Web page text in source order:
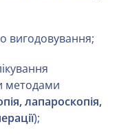
вигодовування;
методами
лапароскопія,
);